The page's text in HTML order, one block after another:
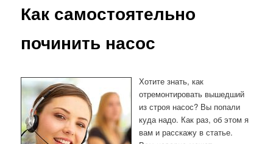
Как самостоятельно
починить насос
Хотите знать, как
отремонтировать вышедший
из строя насос? Вы попали
куда надо. Как раз, об этом я
вам и расскажу в статье.